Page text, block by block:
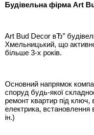
Будівельна фірма Art
Art Bud Decor вЂ”
Хмельницький, що
більше 3-х років.
Основний напрямок
споруд будь-якої
ремонт квартир під ключ,
електрика, встановлення
ін.)